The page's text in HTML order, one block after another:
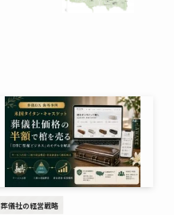
葬儀社の経営戦略